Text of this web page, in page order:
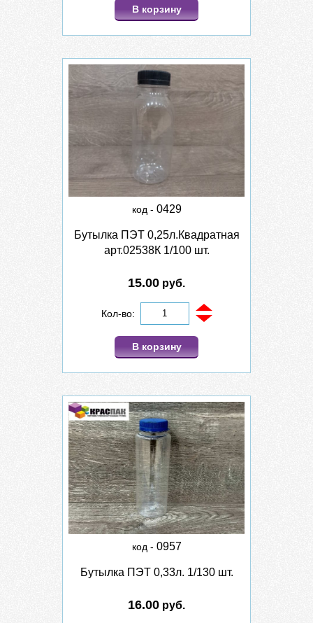
В корзину
код - 0429
Бутылка ПЭТ 0,25л.Квадратная
арт.02538К 1/100 шт.
15.00 руб.
Кол-во:
В корзину
код - 0957
Бутылка ПЭТ 0,33л. 1/130 шт.
16.00 руб.